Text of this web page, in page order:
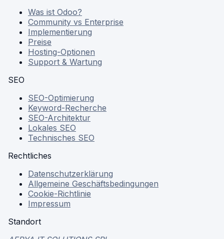
Was ist Odoo?
Community vs Enterprise
Implementierung
Preise
Hosting-Optionen
Support & Wartung
SEO
SEO-Optimierung
Keyword-Recherche
SEO-Architektur
Lokales SEO
Technisches SEO
Rechtliches
Datenschutzerklärung
Allgemeine Geschäftsbedingungen
Cookie-Richtlinie
Impressum
Standort